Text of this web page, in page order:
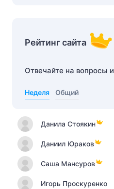
Рейтинг сайта
Отвечайте на вопросы
Неделя Общий
Данила Стоякин
Даниил Юраков
Саша Мансуров
Игорь Проскуренко